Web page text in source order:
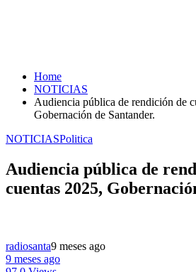
Home
NOTICIAS
Audiencia pública de rendición de
Gobernación de Santander.
NOTICIASPolitica
Audiencia pública de
cuentas 2025,
radiosanta9 meses ago
9 meses ago